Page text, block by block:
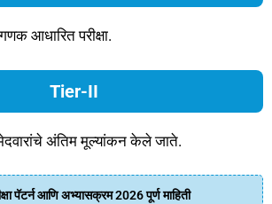
आधारित परीक्षा.
Tier-II
अंतिम मूल्यांकन केले जाते.
पॅटर्न आणि अभ्यासक्रम 2026 पूर्ण माहिती